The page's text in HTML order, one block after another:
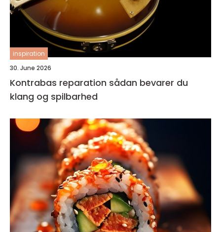
inspiration
30. June 2026
Kontrabas reparation sådan bevarer du
klang og spilbarhed